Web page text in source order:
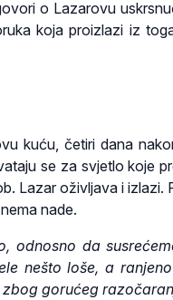
o Lazarovu
koja proizlazi iz
kuću, četiri dana
se za svjetlo koje
Lazar oživljava i izlazi.
nade.
odnosno da
nešto loše, a
gorućeg